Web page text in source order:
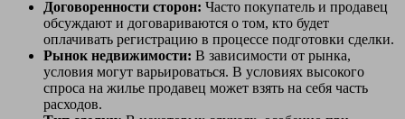
Договоренности сторон: Часто покупатель и продавец
обсуждают и договариваются о том, кто будет
оплачивать регистрацию в процессе подготовки сделки.
Рынок недвижимости: В зависимости от рынка,
условия могут варьироваться. В условиях высокого
спроса на жилье продавец может взять на себя часть
расходов.